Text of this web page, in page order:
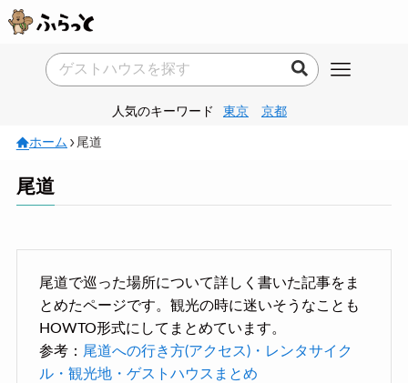
人気のキーワード 東京 京都
ホーム 尾道
尾道
尾道で巡った場所について詳しく書いた記事をま
とめたページです。観光の時に迷いそうなことも
HOWTO形式にしてまとめています。
参考： 尾道への行き方(アクセス)・レンタサイク
ル・観光地・ゲストハウスまとめ